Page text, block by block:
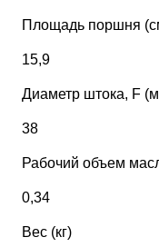
Площадь поршня
15,9
Диаметр штока, F
38
Рабочий объем
0,34
Вес (кг)